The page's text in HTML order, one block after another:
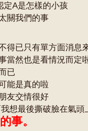
定A是怎樣的小孩
關我們的事
得已只有單方面消息
當然也是看情況而定
已
能是真的啦
友交情很好
想最後撕破臉在氣
事。